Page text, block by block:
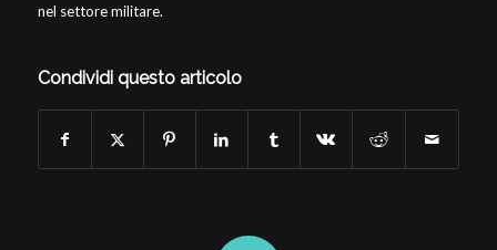
nel settore militare.
Condividi questo articolo